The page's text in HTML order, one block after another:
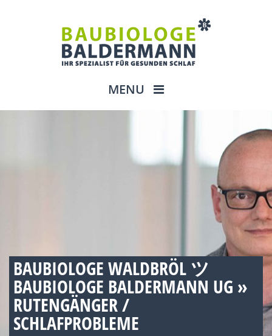
MENU
BAUBIOLOGE WALDBRÖL ツ
BAUBIOLOGE BALDERMANN UG »
RUTENGÄNGER /
SCHLAFPROBLEME